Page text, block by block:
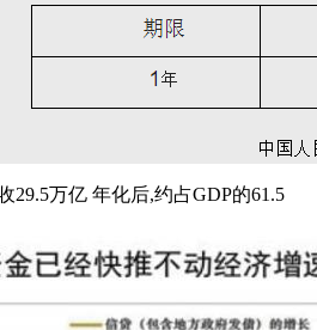
29.5万亿 年化后,约占GDP的61.5